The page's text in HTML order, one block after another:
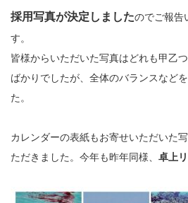
採用写真が決定しましたのでご報告
皆様からいただいた写真はどれも甲乙
ばかりでしたが、全体のバランスなど
た。
カレンダーの表紙もお寄せいただいた
ただきました。今年も昨年同様、 卓上